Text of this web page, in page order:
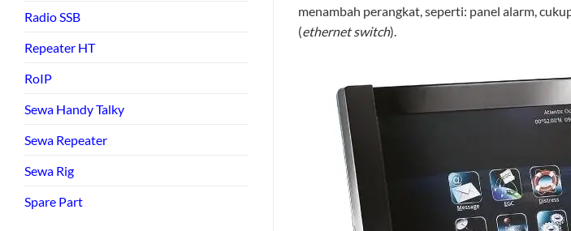
Radio SSB
Repeater HT
RoIP
Sewa Handy Talky
Sewa Repeater
Sewa Rig
Spare Part
menambah perangkat, seperti: panel alarm,
(ethernet switch).